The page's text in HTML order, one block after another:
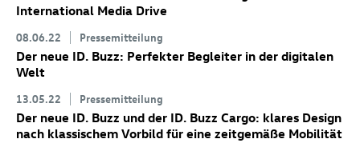
International Media Drive
08.06.22 Pressemitteilung
Der neue ID. Buzz: Perfekter Begleiter in der digitalen
Welt
13.05.22 Pressemitteilung
Der neue ID. Buzz und der ID. Buzz Cargo: klares Design
nach klassischem Vorbild für eine zeitgemäße Mobilität